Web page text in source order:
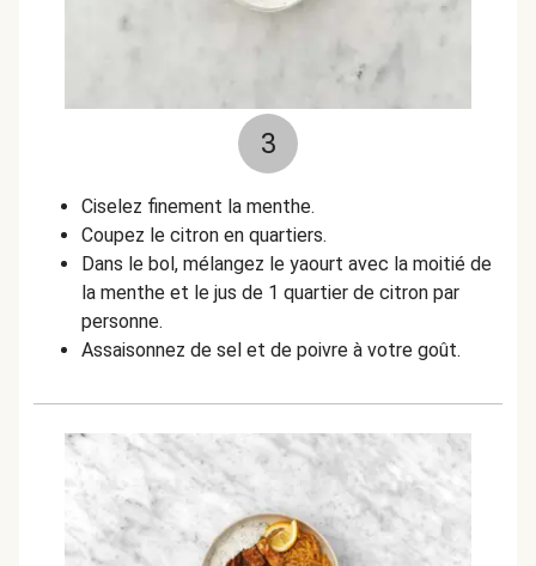
3
Ciselez finement la menthe.
Coupez le citron en quartiers.
Dans le bol, mélangez le yaourt avec la moitié de
la menthe et le jus de 1 quartier de citron par
personne.
Assaisonnez de sel et de poivre à votre goût.